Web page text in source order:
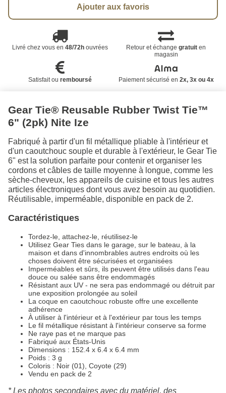
Ajouter aux favoris
Livré chez vous en 48/72houvrées Retour et échangegratuit en
magasin
Satisfait ou remboursé Paiement sécurisé en 2x, 3x ou 4x
Gear Tie® Reusable Rubber Twist Tie™
6" (2pk) Nite Ize
Fabriqué à partir d'un fil métallique pliable à l'intérieur et
d'un caoutchouc souple et durable à l'extérieur, le Gear Tie
6" est la solution parfaite pour contenir et organiser les
cordons et câbles de taille moyenne à longue, comme les
sèche-cheveux, les appareils de cuisine et tous les autres
articles électroniques dont vous avez besoin au quotidien.
Réutilisable, imperméable, disponible en pack de 2.
Caractéristiques
Tordez-le, attachez-le, réutilisez-le
Utilisez Gear Ties dans le garage, sur le bateau, à la
maison et dans d'innombrables autres endroits où les
choses doivent être sécurisées et organisées
Imperméables et sûrs, ils peuvent être utilisés dans l'eau
douce ou salée sans être endommagés
Résistant aux UV - ne sera pas endommagé ou détruit par
une exposition prolongée au soleil
La coque en caoutchouc robuste offre une excellente
adhérence
À utiliser à l'intérieur et à l'extérieur par tous les temps
Le fil métallique résistant à l'intérieur conserve sa forme
Ne raye pas et ne marque pas
Fabriqué aux États-Unis
Dimensions : 152.4 x 6.4 x 6.4 mm
Poids : 3 g
Coloris : Noir (01), Coyote (29)
Vendu en pack de 2
* Les photos secondaires avec du matériel, des